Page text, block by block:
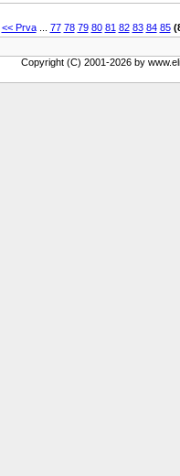
<< Prva... 77 78 79 80 81 82 83 84 85
Copyright (C) 2001-2026 by